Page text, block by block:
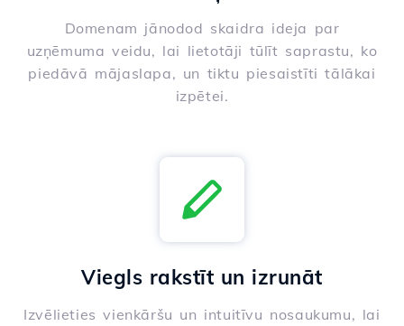
Domenam jānodod skaidra ideja par
uzņēmuma veidu, lai lietotāji tūlīt saprastu, ko
piedāvā mājaslapa, un tiktu piesaistīti tālākai
izpētei.
Viegls rakstīt un izrunāt
Izvēlieties vienkāršu un intuitīvu nosaukumu, lai